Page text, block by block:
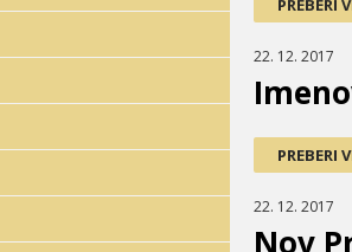
PREBERI
22. 12. 2017
PREBERI
22. 12. 2017
Nov